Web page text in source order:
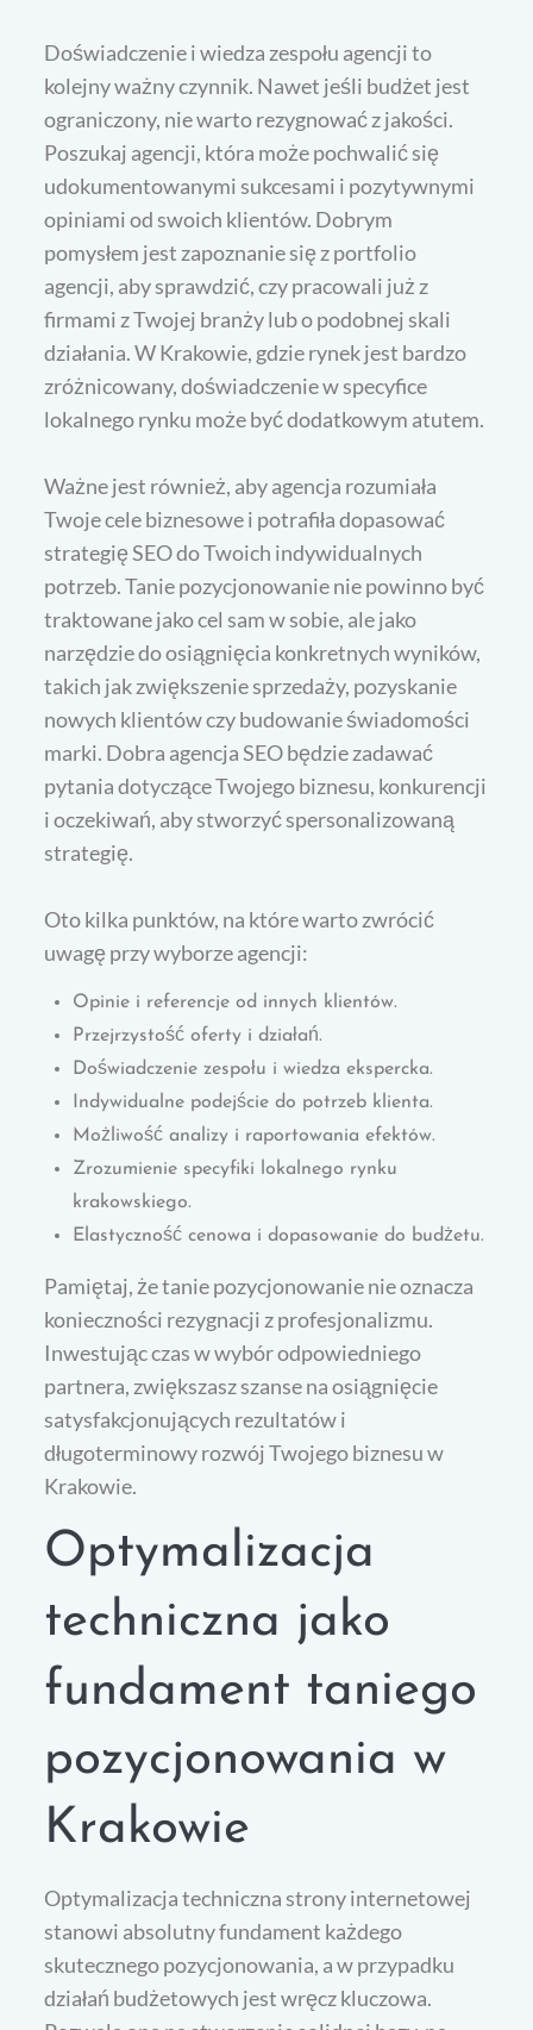
Doświadczenie i wiedza zespołu agencji to
kolejny ważny czynnik. Nawet jeśli budżet jest
ograniczony, nie warto rezygnować z jakości.
Poszukaj agencji, która może pochwalić się
udokumentowanymi sukcesami i pozytywnymi
opiniami od swoich klientów. Dobrym
pomysłem jest zapoznanie się z portfolio
agencji, aby sprawdzić, czy pracowali już z
firmami z Twojej branży lub o podobnej skali
działania. W Krakowie, gdzie rynek jest bardzo
zróżnicowany, doświadczenie w specyfice
lokalnego rynku może być dodatkowym atutem.
Ważne jest również, aby agencja rozumiała
Twoje cele biznesowe i potrafiła dopasować
strategię SEO do Twoich indywidualnych
potrzeb. Tanie pozycjonowanie nie powinno być
traktowane jako cel sam w sobie, ale jako
narzędzie do osiągnięcia konkretnych wyników,
takich jak zwiększenie sprzedaży, pozyskanie
nowych klientów czy budowanie świadomości
marki. Dobra agencja SEO będzie zadawać
pytania dotyczące Twojego biznesu, konkurencji
i oczekiwań, aby stworzyć spersonalizowaną
strategię.
Oto kilka punktów, na które warto zwrócić
uwagę przy wyborze agencji:
Opinie i referencje od innych klientów.
Przejrzystość oferty i działań.
Doświadczenie zespołu i wiedza ekspercka.
Indywidualne podejście do potrzeb klienta.
Możliwość analizy i raportowania efektów.
Zrozumienie specyfiki lokalnego rynku
krakowskiego.
Elastyczność cenowa i dopasowanie do budżetu.
Pamiętaj, że tanie pozycjonowanie nie oznacza
konieczności rezygnacji z profesjonalizmu.
Inwestując czas w wybór odpowiedniego
partnera, zwiększasz szanse na osiągnięcie
satysfakcjonujących rezultatów i
długoterminowy rozwój Twojego biznesu w
Krakowie.
Optymalizacja
techniczna jako
fundament taniego
pozycjonowania w
Krakowie
Optymalizacja techniczna strony internetowej
stanowi absolutny fundament każdego
skutecznego pozycjonowania, a w przypadku
działań budżetowych jest wręcz kluczowa.